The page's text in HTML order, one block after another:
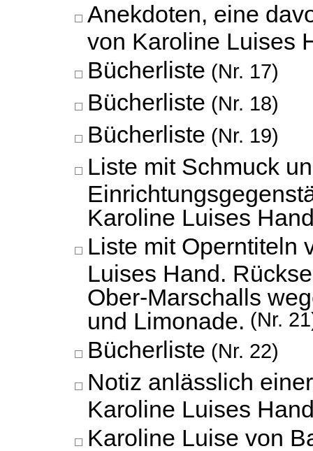
Anekdoten, eine
von Karoline Luises
Bücherliste (Nr. 17)
Bücherliste (Nr. 18)
Bücherliste (Nr. 19)
Liste mit Schmuck
Karoline Luises
Liste mit Operntiteln
Luises Hand.
Ober-Marschalls
und Limonade. (Nr.
Bücherliste (Nr. 22)
Notiz anlässlich
Karoline Luises
Karoline Luise von